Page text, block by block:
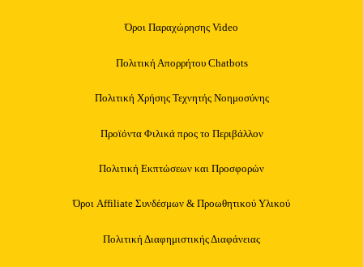
Όροι Παραχώρησης Video
Πολιτική Απορρήτου Chatbots
Πολιτική Χρήσης Τεχνητής Νοημοσύνης
Προϊόντα Φιλικά προς το Περιβάλλον
Πολιτική Εκπτώσεων και Προσφορών
Όροι Affiliate Συνδέσμων & Προωθητικού Υλικού
Πολιτική Διαφημιστικής Διαφάνειας